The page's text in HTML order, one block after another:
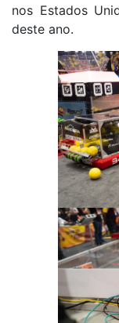
nos Estados
deste ano.